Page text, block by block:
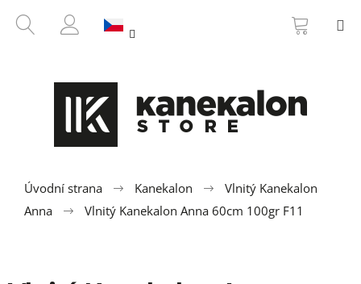
HLEDAT
PŘIHLÁŠENÍ
KOŠÍK
Úvodní strana Kanekalon
Vlnitý Kanekalon
Anna
Vlnitý Kanekalon Anna 60cm 100gr F11
ZPĚT
ZPĚT
e